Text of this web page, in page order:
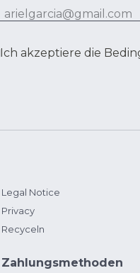
Ich akzeptiere die
Legal Notice
Privacy
Recyceln
Zahlungsmethoden